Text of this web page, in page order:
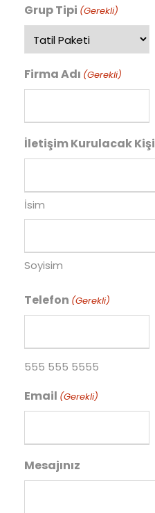
Y
Y
Grup Tipi (Gerekli)
Firma Adı (Gerekli)
İletişim Kurulacak Kişi
İsim
Soyisim
Telefon (Gerekli)
555 555 5555
Email (Gerekli)
Mesajınız